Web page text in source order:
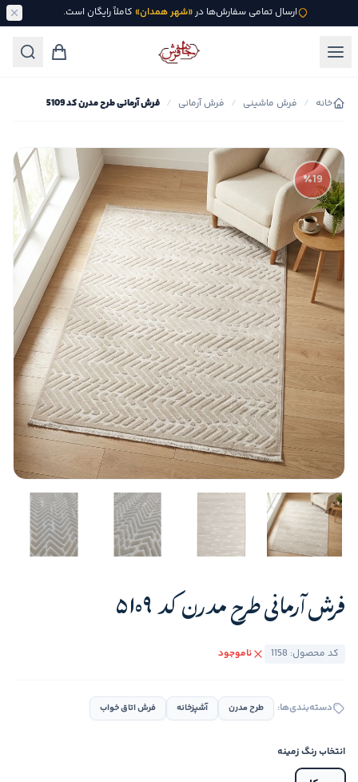
ارسال تمامی سفارش‌ها در«شهر همدان» کاملاً رایگان است.
خانه / فرش ماشینی / فرش آرمانی / فرش آرمانی طرح مدرن کد 5109
٪19
فرش آرمانی طرح مدرن کد 5109
کد محصول: 1158 ناموجود
دسته‌بندی‌ها: طرح مدرن آشپزخانه فرش اتاق خواب
انتخاب رنگ زمینه